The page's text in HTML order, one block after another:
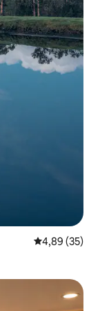
Prosječna
4,89 (35)